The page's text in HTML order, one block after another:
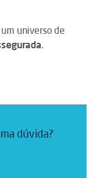
universo de
.
dúvida?